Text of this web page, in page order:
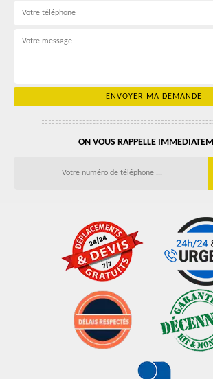
ON VOUS RAPPELLE